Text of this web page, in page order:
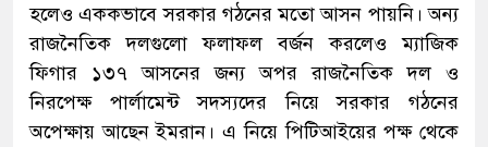
হলেও এককভাবে সরকার গঠনের মতো আসন পায়নি। অন্য
রাজনৈতিক দলগুলো ফলাফল বর্জন করলেও ম্যাজিক
ফিগার ১৩৭ আসনের জন্য অপর রাজনৈতিক দল ও
নিরপেক্ষ পার্লামেন্ট সদস্যদের নিয়ে সরকার গঠনের
অপেক্ষায় আছেন ইমরান। এ নিয়ে পিটিআইয়ের পক্ষ থেকে